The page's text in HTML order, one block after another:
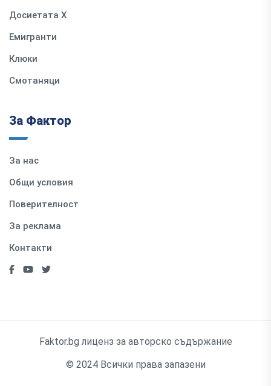
Досиетата Х
Емигранти
Клюки
Смотаняци
За Фактор
За нас
Общи условия
Поверителност
За реклама
Контакти
Faktor.bg лиценз за авторско съдържание
© 2024 Всички права запазени